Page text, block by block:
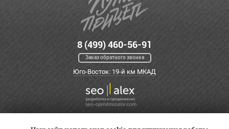
8 (499) 460-56-91
Заказ обратного звонка
Юго-Восток: 19-й км МКАД